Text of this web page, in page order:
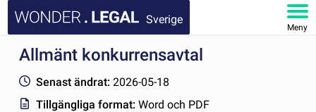
Sverige
Meny
STARTSIDA
DOKUMENT
Allmänt konkurrensavtal
Senast ändrat: 2026-05-18
Tillgängliga format:Word och PDF